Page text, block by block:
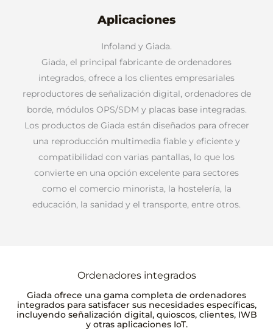
Aplicaciones
Infoland y Giada.
Giada, el principal fabricante de ordenadores
integrados, ofrece a los clientes empresariales
reproductores de señalización digital, ordenadores de
borde, módulos OPS/SDM y placas base integradas.
Los productos de Giada están diseñados para ofrecer
una reproducción multimedia fiable y eficiente y
compatibilidad con varias pantallas, lo que los
convierte en una opción excelente para sectores
como el comercio minorista, la hostelería, la
educación, la sanidad y el transporte, entre otros.
Ordenadores integrados
Giada ofrece una gama completa de ordenadores
integrados para satisfacer sus necesidades específicas,
incluyendo señalización digital, quioscos, clientes, IWB
y otras aplicaciones IoT.